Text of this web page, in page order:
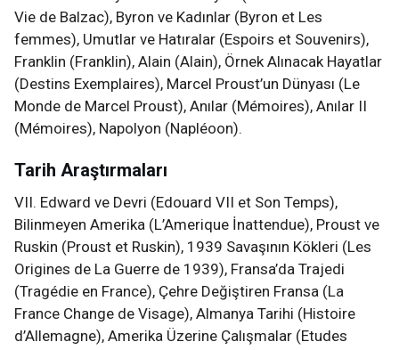
Vie de Balzac), Byron ve Kadınlar (Byron et Les
femmes), Umutlar ve Hatıralar (Espoirs et Souvenirs),
Franklin (Franklin), Alain (Alain), Örnek Alınacak Hayatlar
(Destins Exemplaires), Marcel Proust’un Dünyası (Le
Monde de Marcel Proust), Anılar (Mémoires), Anılar II
(Mémoires), Napolyon (Napléoon).
Tarih Araştırmaları
VII. Edward ve Devri (Edouard VII et Son Temps),
Bilinmeyen Amerika (L’Amerique İnattendue), Proust ve
Ruskin (Proust et Ruskin), 1939 Savaşının Kökleri (Les
Origines de La Guerre de 1939), Fransa’da Trajedi
(Tragédie en France), Çehre Değiştiren Fransa (La
France Change de Visage), Almanya Tarihi (Histoire
d’Allemagne), Amerika Üzerine Çalışmalar (Etudes